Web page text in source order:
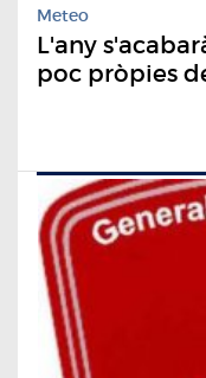
Meteo
L'any
poc pròpies